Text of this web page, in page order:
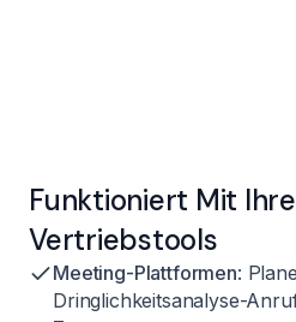
Funktioniert Mit
Vertriebstools
Meeting-Plattformen:
Dringlichkeitsanalyse-